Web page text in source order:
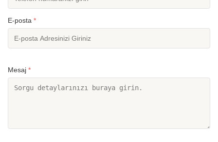
E-posta *
Mesaj *